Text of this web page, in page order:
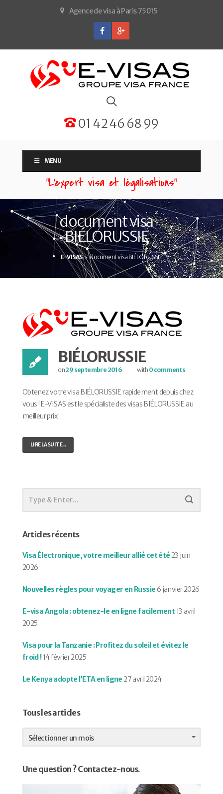
Agence de visa à Paris 75015
01 42 46 68 99
MENU
“L'expert visa et légalisations”
document visa
BIÉLORUSSIE
E-VISAS document visa BIÉLORUSSIE
BIÉLORUSSIE
on29 septembre 2016 with 0 comments
Obtenez votre visa BIÉLORUSSIE rapidement depuis chez
vous ! E-VISAS est le spécialiste des visas BIÉLORUSSIE au
meilleur prix.
LIRE LA SUITE...
Articles récents
Visa Électronique, votre meilleur allié cet été23 juin
2026
Nouvelles règles pour voyager en Russie 6 janvier 2026
E-visa Angola : obtenez-le en ligne facilement 13 avril
2025
Visa pour la Tanzanie : Profitez du soleil et évitez le
froid !14 février 2025
Le Kenya adopte l’ETA en ligne27 avril 2024
Tous les articles
Tous
les
articles
Sélectionner un mois
Une question ? Contactez-nous.